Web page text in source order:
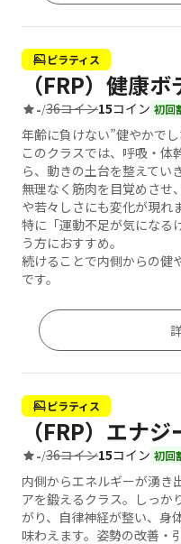
ピラティス
（FRP）健康ボ
-/36コイン15コイン 初回
年齢に負けない”健やかでし
このクラスでは、呼吸・体
ら、動きの土台を整えてい
無理なく筋肉を目覚めさせ
や若々しさにも変化が現れ
特に「運動不足が気にな
う方におすすめ。
続けることで内側からの健
です。
ピラティス
（FRP）エナ
-/36コイン15コイン 初回
内側からエネルギーが湧き
アを鍛えるクラス。しっか
がり、自律神経が整い、身
味わえます。姿勢の改善・